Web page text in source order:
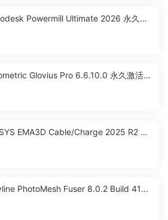
Powermill Ultimate 2026 永久激
Glovius Pro 6.6.10.0 永久激活破
EMA3D Cable/Charge 2025 R2 永
PhotoMesh Fuser 8.0.2 Build 4101